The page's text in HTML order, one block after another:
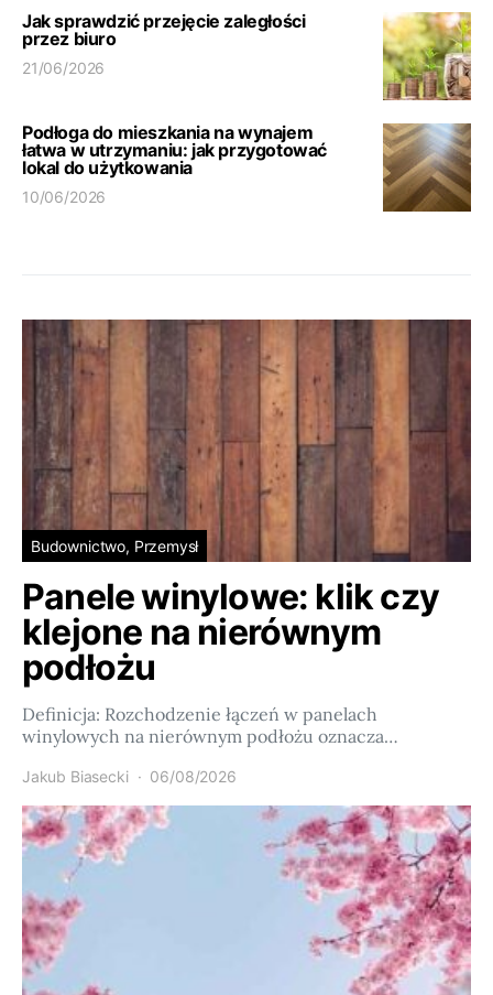
Jak sprawdzić przejęcie zaległości
przez biuro
21/06/2026
Podłoga do mieszkania na wynajem
łatwa w utrzymaniu: jak przygotować
lokal do użytkowania
10/06/2026
Budownictwo, Przemysł
Panele winylowe: klik czy
klejone na nierównym
podłożu
Definicja: Rozchodzenie łączeń w panelach
winylowych na nierównym podłożu oznacza…
Jakub Biasecki 06/08/2026